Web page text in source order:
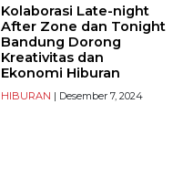
Kolaborasi Late-night
After Zone dan Tonight
Bandung Dorong
Kreativitas dan
Ekonomi Hiburan
HIBURAN | Desember 7, 2024